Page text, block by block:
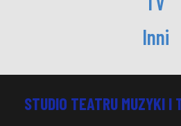
Inni
STUDIO TEATRU MUZYKI I